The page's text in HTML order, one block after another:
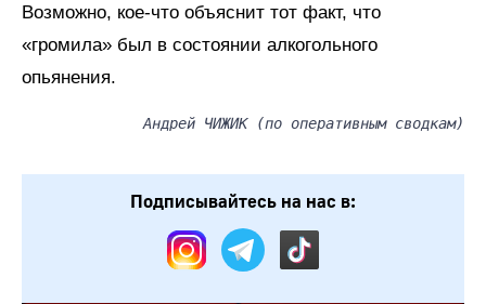
Возможно, кое-что объяснит тот факт, что
«громила» был в состоянии алкогольного
опьянения.
Андрей ЧИЖИК (по оперативным сводкам)
Подписывайтесь на нас в: